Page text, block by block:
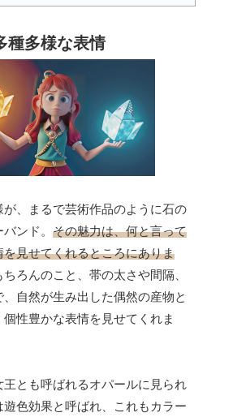
種多様な表情
、まるで芸術作品のように石の
ンド。 その魅力は、何と言って
見せてくれるところにありま
ろんのこと、帯の太さや間隔、
自然が生み出した偶然の産物と
性豊かな表情を見せてくれま
とも呼ばれるオパールに見られ
遊色効果と呼ばれ、これもカラー